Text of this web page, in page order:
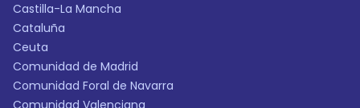
Castilla-La Mancha
Cataluña
Ceuta
Comunidad de Madrid
Comunidad Foral de Navarra